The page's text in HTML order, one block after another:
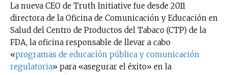
La nueva CEO de Truth Initiative fue desde 2011
directora de la Oficina de Comunicación y Educación en
Salud del Centro de Productos del Tabaco (CTP) de la
FDA, la oficina responsable de llevar a cabo
«programas de educación pública y comunicación
regulatoria» para «asegurar el éxito» en la